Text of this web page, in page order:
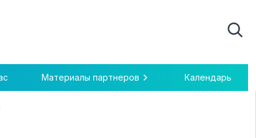
Материалы партнеров Календарь